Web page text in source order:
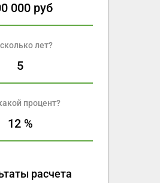
000руб
лет?
5
процент?
12%
расчета